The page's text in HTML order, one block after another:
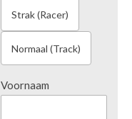
Strak (Racer)
Normaal (Track)
Voornaam